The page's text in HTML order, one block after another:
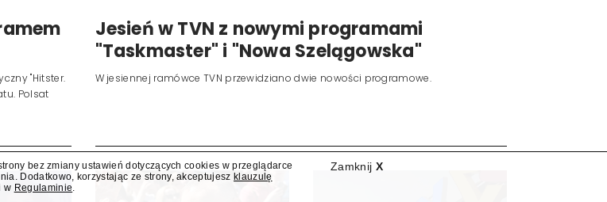
Jesień w TVN z nowymi programami
Zamknij X
bez zmiany ustawień dotyczących cookies w przeglądarce
Dodatkowo, korzystając ze strony, akceptujesz klauzulę
w Regulaminie.